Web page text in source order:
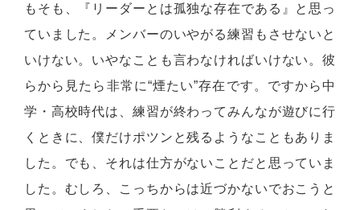
もそも、『リーダーとは孤独な存在である』と思っ
ていました。メンバーのいやがる練習もさせないと
いけない。いやなことも言わなければいけない。彼
らから見たら非常に“煙たい”存在です。ですから中
学・高校時代は、練習が終わってみんなが遊びに行
くときに、僕だけポツンと残るようなこともありま
した。でも、それは仕方がないことだと思っていま
した。むしろ、こっちからは近づかないでおこうと